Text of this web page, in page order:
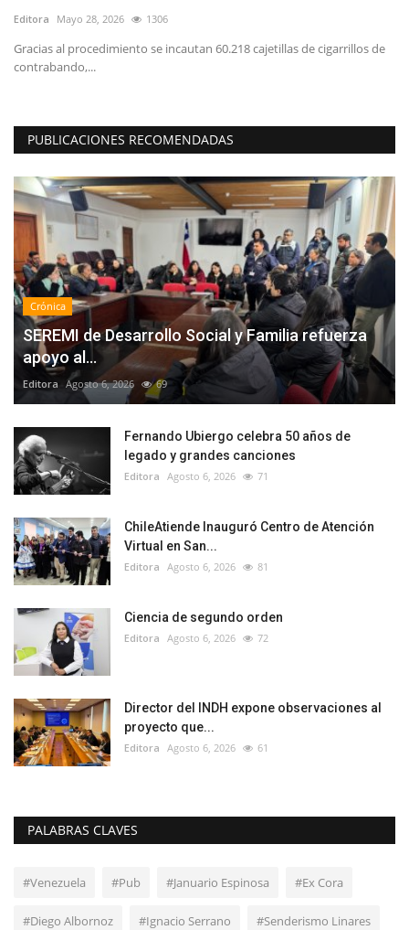
Editora Mayo 28, 2026 1306
Gracias al procedimiento se incautan 60.218 cajetillas de cigarrillos de
contrabando,...
PUBLICACIONES RECOMENDADAS
Crónica
SEREMI de Desarrollo Social y Familia refuerza
apoyo al...
Editora Agosto 6, 2026 69
Fernando Ubiergo celebra 50 años de
legado y grandes canciones
Editora Agosto 6, 2026 71
ChileAtiende Inauguró Centro de Atención
Virtual en San...
Editora Agosto 6, 2026 81
Ciencia de segundo orden
Editora Agosto 6, 2026 72
Director del INDH expone observaciones al
proyecto que...
Editora Agosto 6, 2026 61
PALABRAS CLAVES
#Venezuela #Pub #Januario Espinosa #Ex Cora
#Diego Albornoz #Ignacio Serrano #Senderismo Linares